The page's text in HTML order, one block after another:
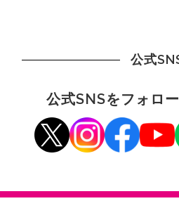
公式
公式SNSをフォロ